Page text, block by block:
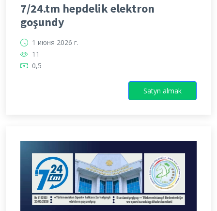
7/24.tm hepdelik elektron
goşundy
1 июня 2026 г.
11
0,5
Satyn almak